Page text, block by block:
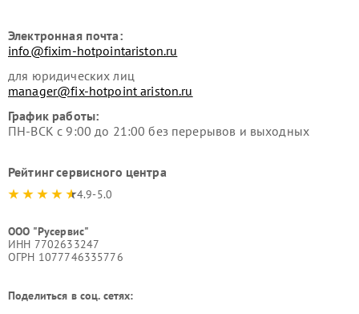
Электронная почта:
info@fixim-hotpointariston.ru
для юридических лиц
manager@fix-hotpoint ariston.ru
График работы:
ПН-ВСК с 9:00 до 21:00 без перерывов и выходных
Рейтинг сервисного центра
4.9-5.0
ООО "Русервис"
ИНН 7702633247
ОГРН 1077746335776
Поделиться в соц. сетях: